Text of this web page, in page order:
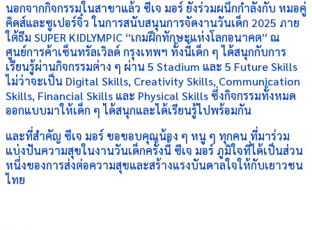
นอกจากกิจกรรมในสาขาแล้ว ซีเจ มอร์ ยังร่วมผนึกกำลังกับ หมอคู่
คิดส์และซูเปอร์จิ๋ว ในการสนับสนุนการจัดงานวันเด็ก 2025 ภาย
ใต้ธีม SUPER KIDLYMPIC “เกมฝึกทักษะแห่งโลกอนาคต” ณ
ศูนย์การค้าเซ็นทรัลเวิลด์ กรุงเทพฯ ทั้งนี้เด็ก ๆ ได้สนุกกับการ
เรียนรู้ผ่านกิจกรรมต่าง ๆ ผ่าน 5 Stadium และ 5 Future Skills
ไม่ว่าจะเป็น Digital Skills, Creativity Skills, Communication
Skills, Financial Skills และ Physical Skills ซึ่งกิจกรรมทั้งหมด
ออกแบบมาให้เด็ก ๆ ได้สนุกและได้เรียนรู้ไปพร้อมกัน
และที่สำคัญ ซีเจ มอร์ ขอขอบคุณน้อง ๆ หนู ๆ ทุกคน ที่มาร่วม
แบ่งปันความสุขในงานวันเด็กครั้งนี้ ซีเจ มอร์ ภูมิใจที่ได้เป็นส่วน
หนึ่งของการส่งต่อความสุขและสร้างแรงบันดาลใจให้กับเยาวชน
ไทย